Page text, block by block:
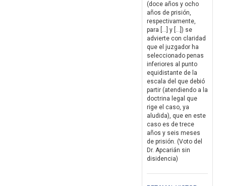
(doce años y ocho
años de prisión,
respectivamente,
para […] y […]) se
advierte con claridad
que el juzgador ha
seleccionado penas
inferiores al punto
equidistante de la
escala del que debió
partir (atendiendo a la
doctrina legal que
rige el caso, ya
aludida), que en este
caso es de trece
años y seis meses
de prisión. (Voto del
Dr. Apcarián sin
disidencia)